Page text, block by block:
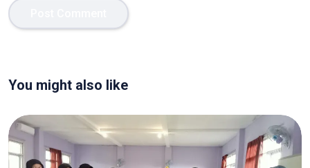
You might also like